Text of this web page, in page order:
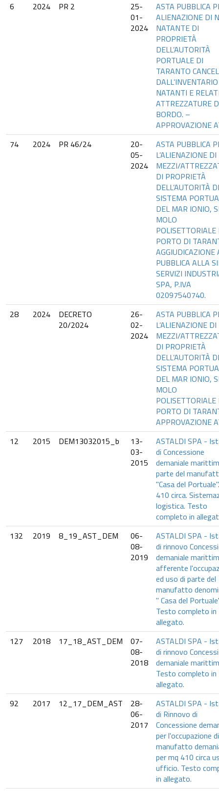
6
2024 PR 2
25-
01-
2024
ASTA PUBBLICA
ALIENAZIONE DI
NATANTE DI
PROPRIETÀ
DELL’AUTORITÀ
PORTUALE DI
TARANTO
NATANTI E
ATTREZZATURE
BORDO. –
APPROVAZIONE
74
2024 PR 46/24
20-
05-
2024
ASTA PUBBLICA
L’ALIENAZIONE DI
MEZZI/
DI PROPRIETÀ
DELL’AUTORITÀ DI
SISTEMA
DEL MAR IONIO,
MOLO
POLISETTORIALE
PORTO DI
AGGIUDICAZIONE
PUBBLICA ALLA
SERVIZI
SPA, P.IVA
02097540740.
28
2024
DECRETO
20/2024
26-
02-
2024
ASTA PUBBLICA
L’ALIENAZIONE DI
MEZZI/
DI PROPRIETÀ
DELL’AUTORITÀ DI
SISTEMA
DEL MAR IONIO,
MOLO
POLISETTORIALE
PORTO DI
APPROVAZIONE
12
2015 DEM13032015_b
13-
03-
2015
ASTALDI SPA -
di Concessione
demaniale
parte del
"Casa del
410 circa.
logistica. Testo
completo in
132
2019 8_19_AST_DEM
06-
08-
2019
ASTALDI SPA -
di rinnovo
demaniale
afferente
ed uso di parte del
manufatto
" Casa del
Testo completo in
allegato.
127
2018 17_18_AST_DEM
07-
08-
2018
ASTALDI SPA -
di rinnovo
demaniale
Testo completo in
allegato.
92
2017 12_17_DEM_AST
28-
06-
2017
ASTALDI SPA -
di Rinnovo di
Concessione
per l'occupazione
manufatto
per mq 410 circa
ufficio. Testo
in allegato.